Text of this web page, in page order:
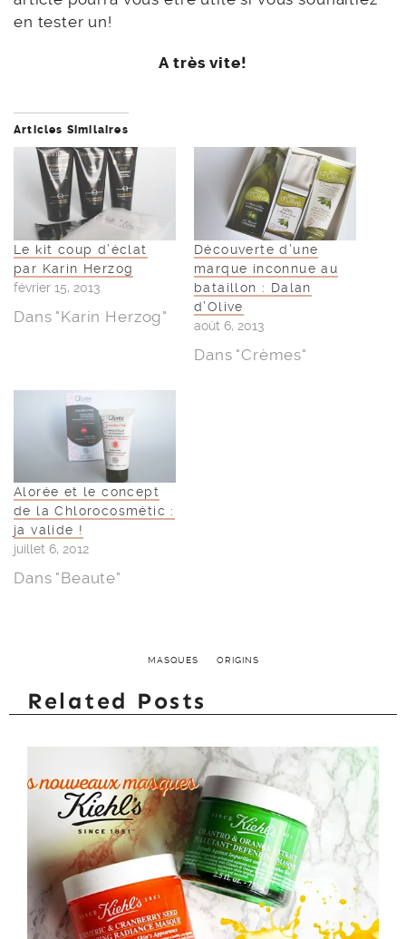
en tester un!
A très vite!
Articles Similaires
Le kit coup d’éclat
par Karin Herzog
février 15, 2013
Dans "Karin Herzog"
Découverte d’une
marque inconnue au
bataillon : Dalan
d’Olive
août 6, 2013
Dans "Crèmes"
Alorée et le concept
de la Chlorocosmétic :
ja valide !
juillet 6, 2012
Dans "Beaute"
MASQUES ORIGINS
Related Posts